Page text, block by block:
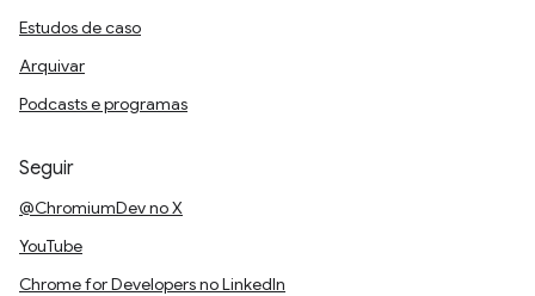
Estudos de caso
Arquivar
Podcasts e programas
Seguir
@ChromiumDev no X
YouTube
Chrome for Developers no LinkedIn